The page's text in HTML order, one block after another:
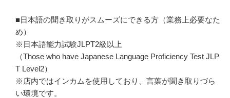
■日本語の聞き取りがスムーズにできる方（業務上必要なた
め）
※日本語能力試験JLPT2級以上
（Those who have Japanese Language Proficiency Test JLP
T Level2）
※店内ではインカムを使用しており、言葉が聞き取りづら
い環境です。